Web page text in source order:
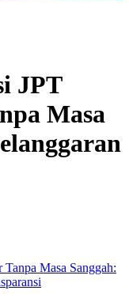
JPT
Masa
Masa Sanggah: